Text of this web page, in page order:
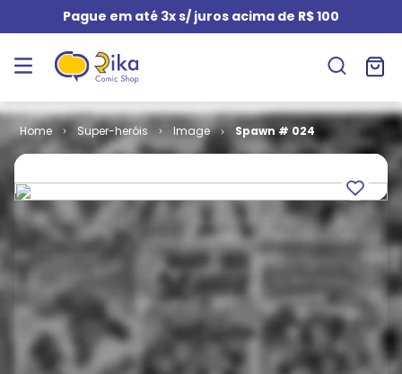
Pague em até 3x s/ juros acima de R$ 100
Super-heróis Image Spawn # 024